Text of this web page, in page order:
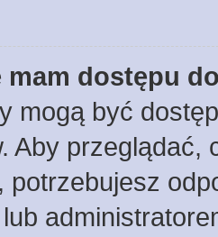
mam dostępu
mogą być
Aby
potrzebujesz